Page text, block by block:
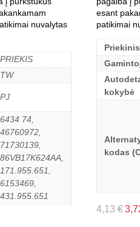
nuvalytas
PRIEKIS
TW
PJ
6434 74,
46760972,
71730139,
86VB17K624AA,
171.955.651,
6153469,
431.955.651
esant
patikimai
kokybė
kodas
4,13€